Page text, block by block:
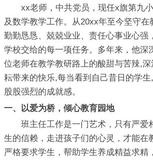
xx老师，中共党员，现任x旗第九小
及数学教学工作。从20xx年至今坚守在
勤勤恳恳、兢兢业业、责任心事业心强
学校交给的每一项任务。多年来，他深
位老师在教学教研路上的酸甜与苦辣,
耘带来的快乐,每当看到自己昔日的学
股股强烈的成就感。
一、以爱为桥，倾心教育园地
班主任工作是一门艺术，只有严爱
生的信赖，走进孩子们的心灵，才能在
严格要求学生，帮助学生养成精益求精